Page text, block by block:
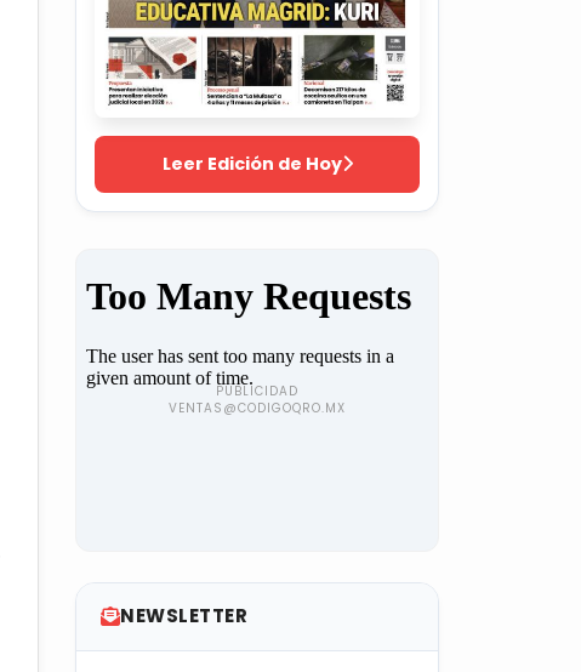
Leer Edición de Hoy
NEWSLETTER